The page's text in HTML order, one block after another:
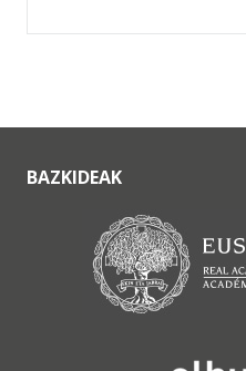
BAZKIDEAK